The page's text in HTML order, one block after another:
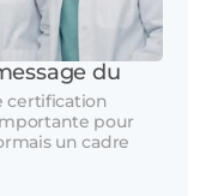
du
certification
pour
un cadre